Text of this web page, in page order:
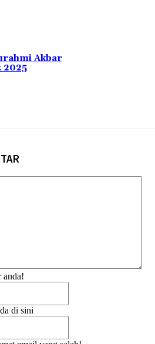
Akbar
2025
anda!
di sini